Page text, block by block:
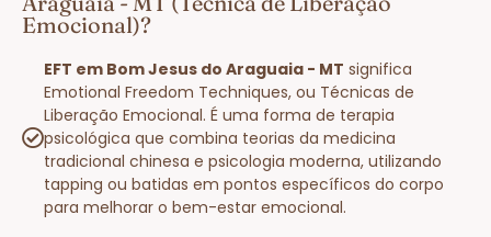
Emocional)?
EFT em Bom Jesus do Araguaia - MT significa
Emotional Freedom Techniques, ou Técnicas de
Liberação Emocional. É uma forma de terapia
psicológica que combina teorias da medicina
tradicional chinesa e psicologia moderna, utilizando
tapping ou batidas em pontos específicos do corpo
para melhorar o bem-estar emocional.